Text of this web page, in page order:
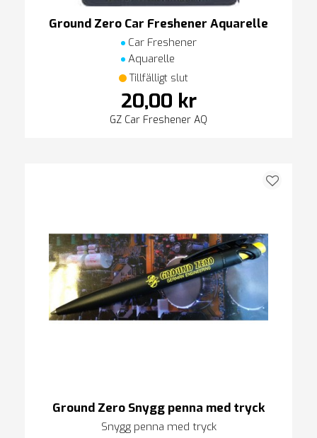
Ground Zero Car Freshener Aquarelle
Car Freshener
Aquarelle
Tillfälligt slut
20,00 kr
GZ Car Freshener AQ
Ground Zero Snygg penna med tryck
Snygg penna med tryck